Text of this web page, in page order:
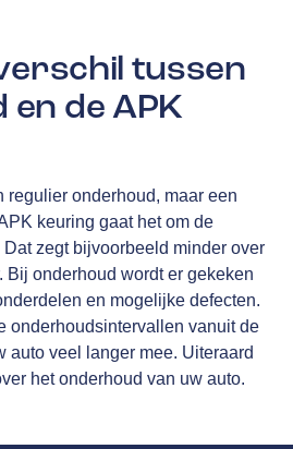
tussen
de APK
regulier onderhoud, maar een
keuring gaat het om de
zegt bijvoorbeeld minder over
Bij onderhoud wordt er gekeken
en mogelijke defecten.
onderhoudsintervallen vanuit de
auto veel langer mee. Uiteraard
het onderhoud van uw auto.